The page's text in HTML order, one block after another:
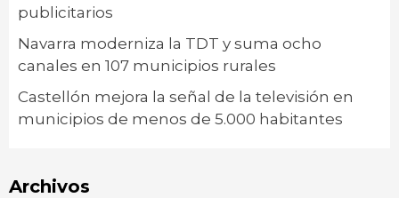
publicitarios
Navarra moderniza la TDT y suma ocho
canales en 107 municipios rurales
Castellón mejora la señal de la televisión en
municipios de menos de 5.000 habitantes
Archivos